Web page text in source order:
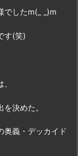
でしたm(_ _)m
す(笑)
決めた。
奥義・デッカイド